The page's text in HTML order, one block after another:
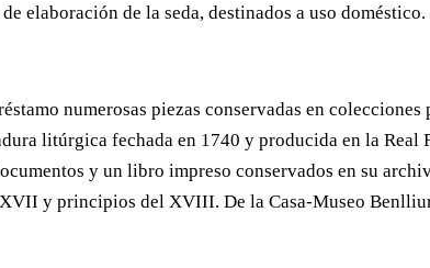
de la seda, destinados a uso doméstico.
numerosas piezas conservadas en
litúrgica fechada en 1740 y producida en la Real
y un libro impreso conservados en su
y principios del XVIII. De la Casa-Museo